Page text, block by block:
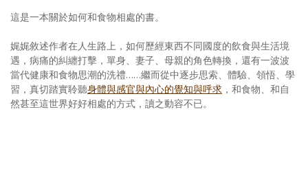
這是一本關於如何和食物相處的書。
娓娓敘述作者在人生路上，如何歷經東西不同國度的飲食與生活境
遇，病痛的糾纏打擊，單身、妻子、母親的角色轉換，還有一波波
當代健康和食物思潮的洗禮……繼而從中逐步思索、體驗、領悟、學
習，真切踏實聆聽身體與感官與內心的覺知與呼求 ，和食物、和自
然甚至這世界好好相處的方式，讀之動容不已。